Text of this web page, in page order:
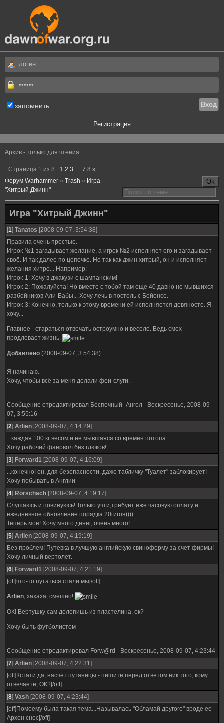
запомнить
Регистрация
.
Архив - только для чтения
Страница 1 из 8 1 2 3 … 7 8 »
Форум Warhammer » Trash » Игра
"Хитрый Джинн"
Игра "Хитрый Джинн"
[1] Tanatos [2008-09-07, 3:54:38]
Правила очень простые.
Игрок №1 загадывает желание, а игрок №2 исполняет его и загадывает
своё. И так далее по цепочке. Но так как джин хитрый, он и исполняет
желания хитро... Например:
Игрок-1: Хочу в джакузи с шампанским!
Игрок-2: Пожалуйста! Но вместе с тобой там еще 40 давно не мывшихся
разбойников Али-Бабы... Хочу лечь в постель с Бейонсе.
Игрок-3: Конечно, только к этому времени ей исполняется девяносто. Я
хочу...
Главное - стараться отвечать остроумно и весело. Ведь смех
продлевает жизнь.
Добавлено (2008-09-07, 3:54:38)
---------------------------------------------
Я начинаю.
Хочу, чтобы всё за меня делали феи-слуги.
Сообщение отредактировал Беспечный_Ангел - Воскресенье, 2008-09-
07, 3:55:16
[2] Arlien [2008-09-07, 4:14:29]
...каждая 100 кг весом и не мывшаяся со времен потопа.
Хочу рабочий фаервол без глюков!
[3] Forward1 [2008-09-07, 4:16:09]
...конечно! он, для безопасности, даже табличку "Туалет" заблокирует!
Хочу побывать в Англии
[4] Rorschach [2008-09-07, 4:19:17]
Слушаюсь и повинуюсь! Только учти,требует еже часовую оплату и
ежедневное обновление порядка 20гигов))))
Теперь мое! Хочу много денег, очень много!
[5] Arlien [2008-09-07, 4:19:19]
Без проблем! Путевка в лучшую английскую свиноферму за счет фирмы!
Хочу личный вертолет.
[6] Forward1 [2008-09-07, 4:21:19]
[off]что-то путаться стали мы[/off]
Arlien, хахаха, смешно!
ОК! Вертушку сам долепишь из пластелина, ок?
Хочу быть футболистом
Сообщение отредактировал Forw@rd - Воскресенье, 2008-09-07, 4:23:44
[7] Arlien [2008-09-07, 4:22:31]
[off]Кстати да, насчет путаницы - пишите перед ответом ник того, кому
отвечаете, ОК?[/off]
[8] Vash [2008-09-07, 4:23:44]
[off]Помоему была такая тема...Называлась "Обламай другого" вроде ее
Архон снес[/off]